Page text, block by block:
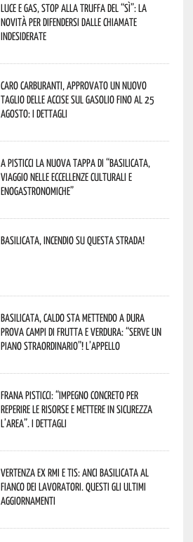
Luce e gas, stop alla truffa del “Sì”: la
novità per difendersi dalle chiamate
indesiderate
Caro carburanti, approvato un nuovo
taglio delle accise sul gasolio fino al 25
agosto: i dettagli
A Pisticci la nuova tappa di “Basilicata,
viaggio nelle eccellenze culturali e
enogastronomiche”
Basilicata, incendio su questa strada!
Basilicata, caldo sta mettendo a dura
prova campi di frutta e verdura: “Serve un
piano straordinario”! L’appello
Frana Pisticci: “Impegno concreto per
reperire le risorse e mettere in sicurezza
l’area”. I dettagli
Vertenza ex RMI e TIS: ANCI Basilicata al
fianco dei lavoratori. Questi gli ultimi
aggiornamenti